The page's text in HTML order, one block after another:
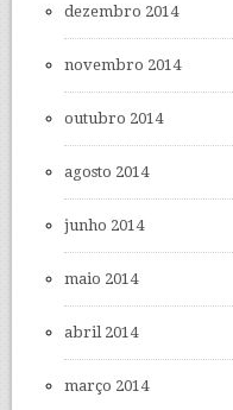
dezembro 2014
novembro 2014
outubro 2014
agosto 2014
junho 2014
maio 2014
abril 2014
março 2014